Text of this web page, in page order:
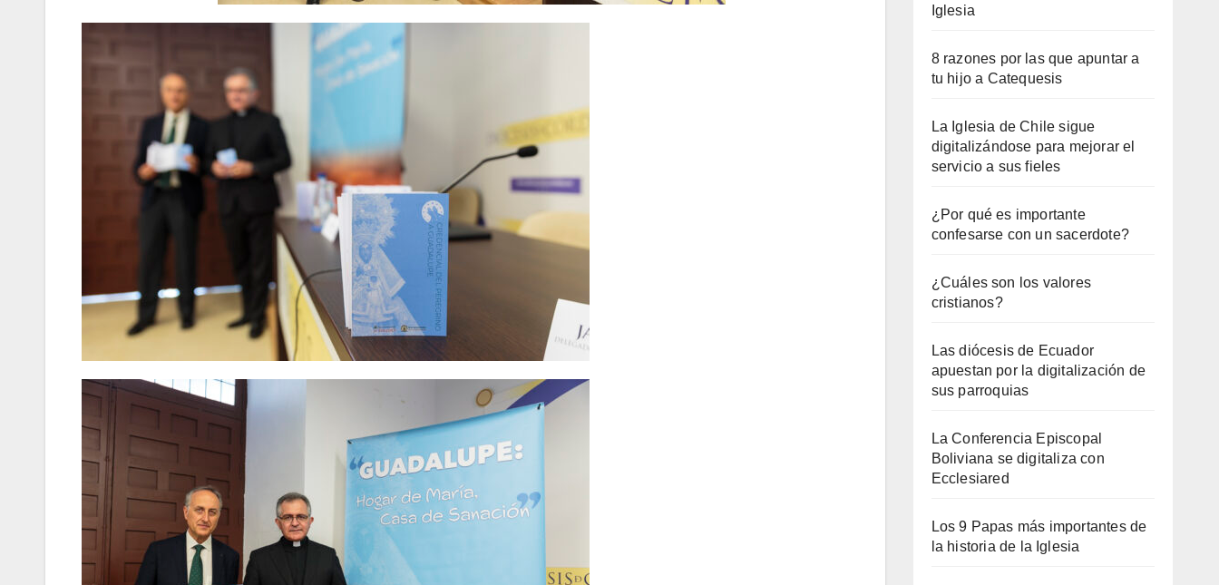
Iglesia
8 razones por las que apuntar a
tu hijo a Catequesis
La Iglesia de Chile sigue
digitalizándose para mejorar el
servicio a sus fieles
¿Por qué es importante
confesarse con un sacerdote?
¿Cuáles son los valores
cristianos?
Las diócesis de Ecuador
apuestan por la digitalización de
sus parroquias
La Conferencia Episcopal
Boliviana se digitaliza con
Ecclesiared
Los 9 Papas más importantes de
la historia de la Iglesia